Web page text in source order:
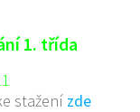
1. třída
stažení zde